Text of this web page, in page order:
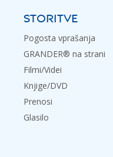
STORITVE
Pogosta vprašanja
GRANDER® na strani
Filmi/Videi
Knjige/DVD
Prenosi
Glasilo